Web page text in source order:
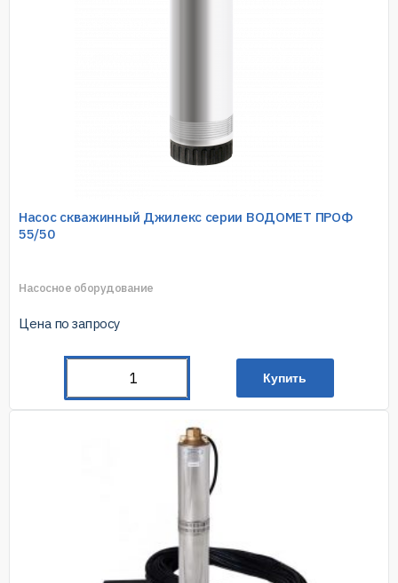
Насос скважинный Джилекс серии ВОДОМЕТ ПРОФ
55/50
Насосное оборудование
Цена по запросу
Купить